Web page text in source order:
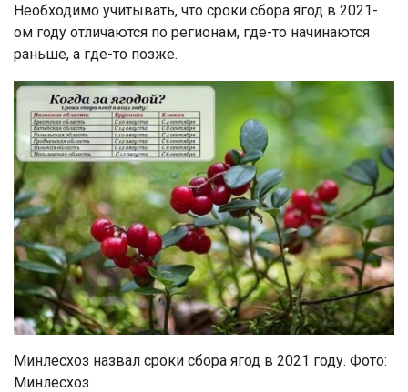
Необходимо учитывать, что сроки сбора ягод в 2021-
ом году отличаются по регионам, где-то начинаются
раньше, а где-то позже.
Минлесхоз назвал сроки сбора ягод в 2021 году. Фото:
Минлесхоз